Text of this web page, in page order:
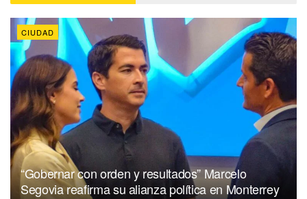
CIUDAD
“Gobernar con orden y resultados” Marcelo
Segovia reafirma su alianza política en Monterrey